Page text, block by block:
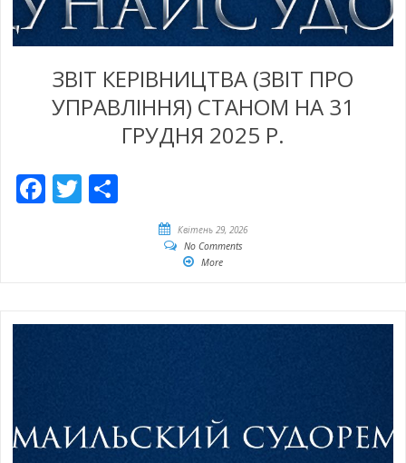
ЗВІТ КЕРІВНИЦТВА (ЗВІТ ПРО
УПРАВЛІННЯ) СТАНОМ НА 31
ГРУДНЯ 2025 Р.
Facebook
Twitter
Квітень 29, 2026
No Comments
More